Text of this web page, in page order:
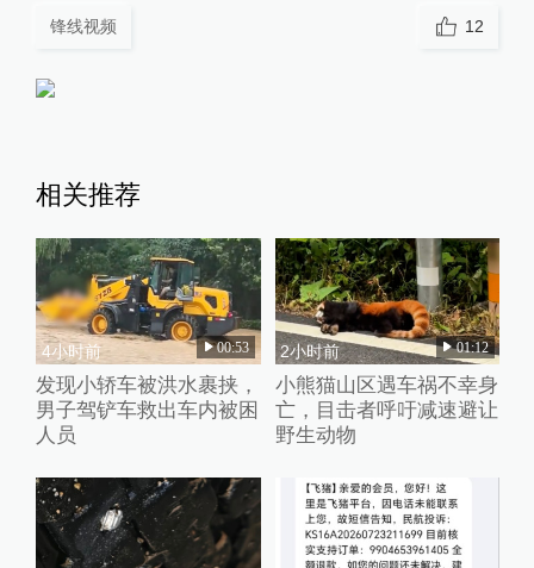
锋线视频 12
相关推荐
4小时前 00:53
发现小轿车被洪水裹挟，
男子驾铲车救出车内被困
人员
2小时前 01:12
小熊猫山区遇车祸不幸身
亡，目击者呼吁减速避让
野生动物